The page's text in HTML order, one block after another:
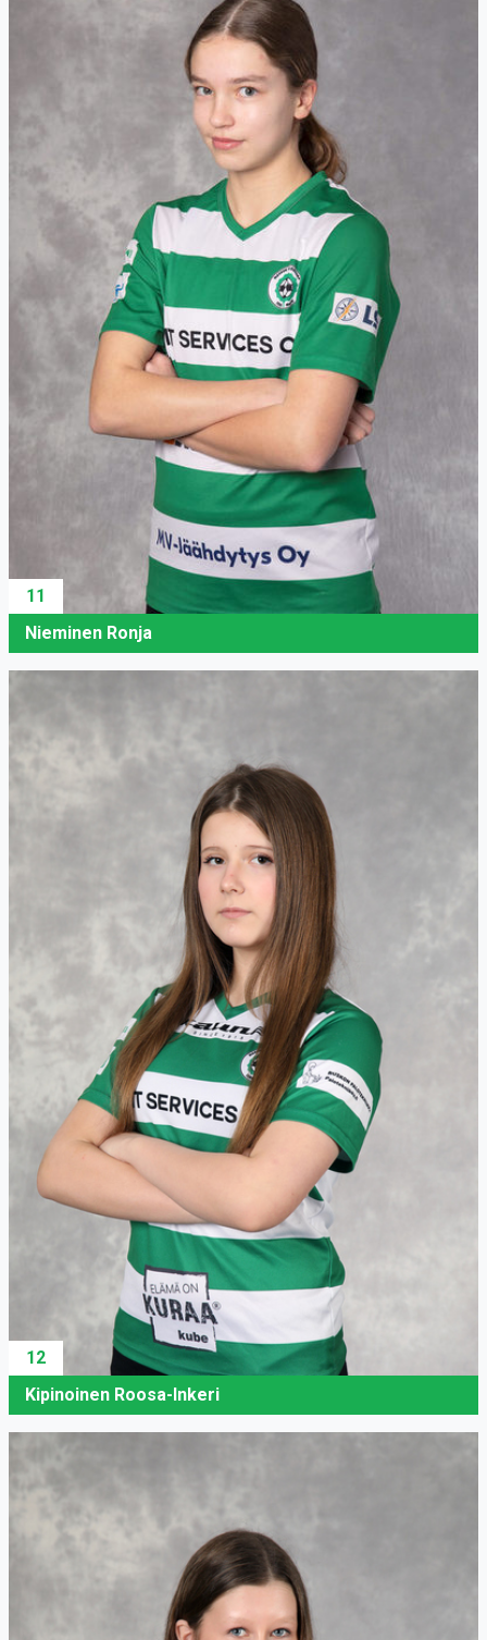
11
Nieminen Ronja
12
Kipinoinen Roosa-Inkeri